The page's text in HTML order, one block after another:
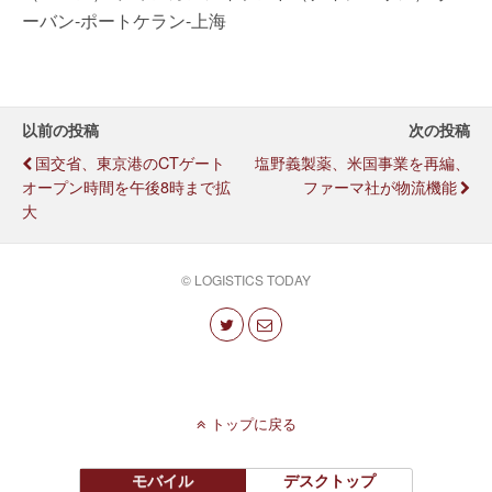
ーバン-ポートケラン-上海
以前の投稿
国交省、東京港のCTゲート
オープン時間を午後8時まで拡
大
次の投稿
塩野義製薬、米国事業を再編、
ファーマ社が物流機能
© LOGISTICS TODAY
トップに戻る
モバイル デスクトップ